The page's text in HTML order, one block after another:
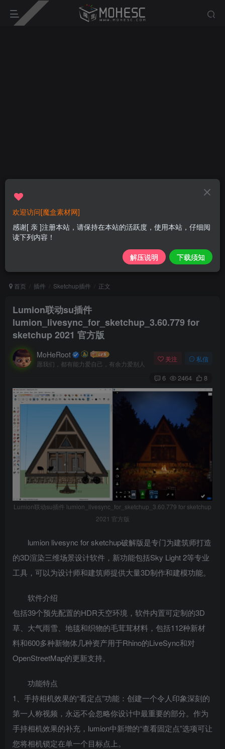
首页 插件 Sketchup插件 正文
Lumion联动su插件
lumion_livesync_for_sketchup_3.60.779 for
sketchup 2021 官方版
MoHeRoot
愿我们，都有能力爱自己，有余力爱别人
关注 私信
6 2464 8
Lumion联动su插件 lumion_livesync_for_sketchup_3.60.779 for sketchup
2021 官方版
lumion livesync for sketchup破解版是专门为建筑师打造
的3D渲染三维场景设计软件，新功能包括Sky Light 2等专业
工具，可以为设计师和建筑师提供大量3D制作和建模功能。
软件介绍
包括39个预先配置的HDR天空环境，软件内置可定制的3D
草、大气雨雪、地毯和织物的毛茸茸材料，包括112种新材
料和600多种新物体几种资产用于Rhino的LiveSync和对
OpenStreetMap的更新支持。
功能特点
1、手持相机效果的“看定点”功能：创建一个令人印象深刻的
第一人称视频，永远不会忽略你设计中最重要的部分。作为
手持相机效果的补充，lumion中新增的“查看固定点”选项可让
您将相机锁定在单一个目标点上。
欢迎访问[魔盒素材网]
感谢[ 亲 ]注册本站，请保持在本站的活跃度，使用本站，仔细阅
读下列内容！
解压说明 下载须知